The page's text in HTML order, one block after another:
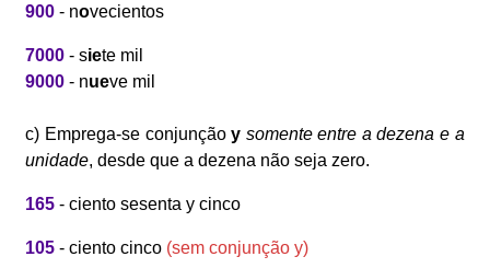
900 - novecientos
7000 - siete mil
9000 - nueve mil
c) Emprega-se conjunçãoy somente entre a dezena e a
unidade, desde que a dezena não seja zero.
165 - ciento sesenta y cinco
105 - ciento cinco (sem conjunção y)